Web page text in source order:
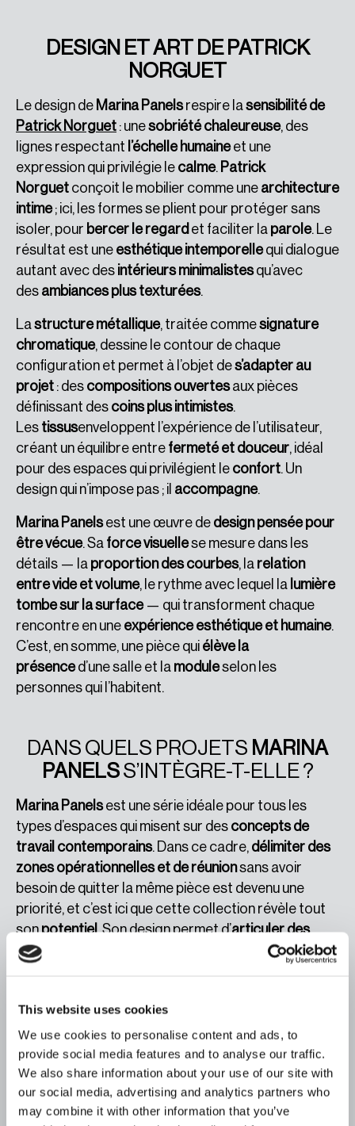
This website uses cookies
We use cookies to personalise content and ads, to
provide social media features and to analyse our traffic.
We also share information about your use of our site with
our social media, advertising and analytics partners who
may combine it with other information that you’ve
DESIGN ET ART DE PATRICK
NORGUET
Le design de Marina Panelsrespire lasensibilité de
Patrick Norguet : unesobriété chaleureuse, des
lignes respectant l’échelle humaineet une
expression qui privilégie le calme. Patrick
Norguet conçoit le mobilier comme une architecture
intime; ici, les formes se plient pour protéger sans
isoler, pour bercer le regard et faciliter la parole. Le
résultat est une esthétique intemporellequi dialogue
autant avec des intérieurs minimalistesqu’avec
des ambiances plus texturées.
Lastructure métallique, traitée commesignature
chromatique, dessine le contour de chaque
configuration et permet à l’objet des’adapter au
projet : des compositions ouvertesaux pièces
définissant des coins plus intimistes.
Les tissusenveloppent l’expérience de l’utilisateur,
créant un équilibre entre fermeté et douceur, idéal
pour des espaces qui privilégient le confort. Un
design qui n’impose pas ; il accompagne.
Marina Panelsest une œuvre de design pensée pour
être vécue. Sa force visuellese mesure dans les
détails — la proportion des courbes, la relation
entre vide et volume, le rythme avec lequel la lumière
tombe sur la surface— qui transforment chaque
rencontre en une expérience esthétique et humaine.
C’est, en somme, une pièce qui élève la
présenced’une salle et la moduleselon les
personnes qui l’habitent.
DANS QUELS PROJETS MARINA
PANELSS’INTÈGRE-T-ELLE ?
Marina Panelsest une série idéale pour tous les
types d’espaces qui misent sur des concepts de
travail contemporains. Dans ce cadre, délimiter des
zones opérationnelles et de réunionsans avoir
besoin de quitter la même pièce est devenu une
priorité, et c’est ici que cette collection révèle tout
sonpotentiel. Son design permet d’articuler des
zones diverses
cohésion esthétique,
informels
, des zones de travail en groupe
ou
des
aires de concentration partagée . Dans ces
contextes, lesfauteuils et canapés face à
face créent des scènes decollaboration et de